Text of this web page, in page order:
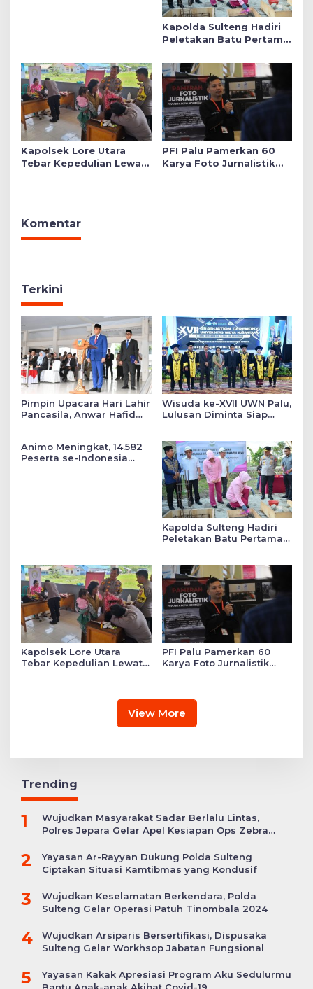
Kapolda Sulteng Hadiri
Peletakan Batu Pertama
di Sekolah YKB
Kapolsek Lore Utara
Tebar Kepedulian Lewat
PFI Palu Pamerkan 60
Karya Foto Jurnalistik
Komentar
Terkini
Pimpin Upacara Hari Lahir
Pancasila, Anwar Hafid
Wisuda ke-XVII UWN Palu,
Lulusan Diminta Siap
Animo Meningkat, 14.582
Peserta se-Indonesia
Kapolda Sulteng Hadiri
Peletakan Batu Pertama
Kapolsek Lore Utara
Tebar Kepedulian Lewat
PFI Palu Pamerkan 60
Karya Foto Jurnalistik
View More
Trending
1
Wujudkan Masyarakat Sadar Berlalu Lintas,
Polres Jepara Gelar Apel Kesiapan Ops Zebra
2
Yayasan Ar-Rayyan Dukung Polda Sulteng
Ciptakan Situasi Kamtibmas yang Kondusif
3
Wujudkan Keselamatan Berkendara, Polda
Sulteng Gelar Operasi Patuh Tinombala 2024
4
Wujudkan Arsiparis Bersertifikasi, Dispusaka
Sulteng Gelar Workhsop Jabatan Fungsional
5
Yayasan Kakak Apresiasi Program Aku Sedulurmu